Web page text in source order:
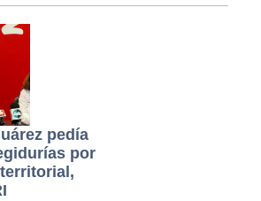
pedía
por